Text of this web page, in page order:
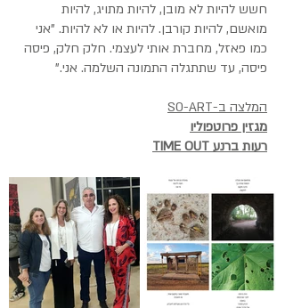
חשש להיות לא מובן, להיות מתויג, להיות
מואשם, להיות קורבן. להיות או לא להיות. "אני
כמו פאזל, מחברת אותי לעצמי. חלק חלק, פיסה
פיסה, עד שתתגלה התמונה השלמה. אני."
המלצה ב-S0-ART
מגזין פרוטפוליו
TIME OUT רעות ברנע